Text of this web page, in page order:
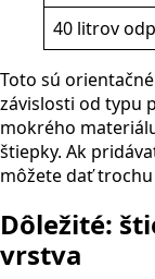
40 litrov
Toto sú
závislosti od typu
mokrého
štiepky. Ak
môžete dať
Dôležité:
vrstva